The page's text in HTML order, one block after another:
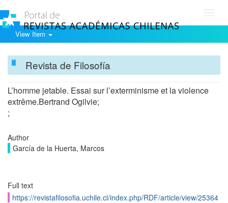
View Item
Revista de Filosofía
L’homme jetable. Essai sur l’exterminisme et la violence
extrême.Bertrand Ogilvie;
;
Author
García de la Huerta, Marcos
Full text
https://revistafilosofia.uchile.cl/index.php/RDF/article/view/25364